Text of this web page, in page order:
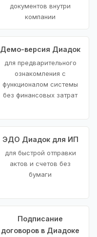
документов внутри
компании
Демо-версия Диадок
для предварительного
ознакомления с
функционалом системы
без финансовых затрат
ЭДО Диадок для ИП
для быстрой отправки
актов и счетов без
бумаги
Подписание
договоров в Диадоке